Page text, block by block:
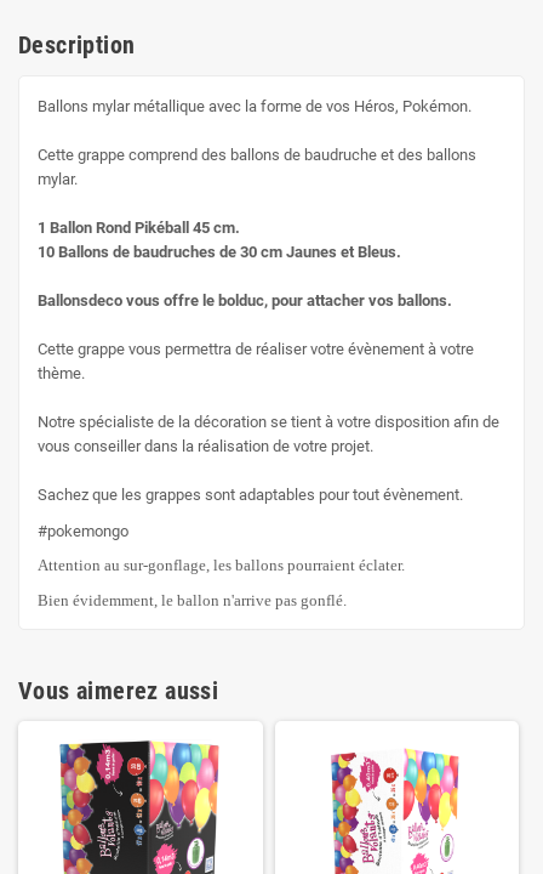
Description
Ballons mylar métallique avec la forme de vos Héros, Pokémon.
Cette grappe comprend des ballons de baudruche et des ballons
mylar.
1 Ballon Rond Pikéball 45 cm.
10 Ballons de baudruches de 30 cm Jaunes et Bleus.
Ballonsdeco vous offre le bolduc, pour attacher vos ballons.
Cette grappe vous permettra de réaliser votre évènement à votre
thème.
Notre spécialiste de la décoration se tient à votre disposition afin de
vous conseiller dans la réalisation de votre projet.
Sachez que les grappes sont adaptables pour tout évènement.
#pokemongo
Attention au sur-gonflage, les ballons pourraient éclater.
Bien évidemment, le ballon n'arrive pas gonflé.
Vous aimerez aussi